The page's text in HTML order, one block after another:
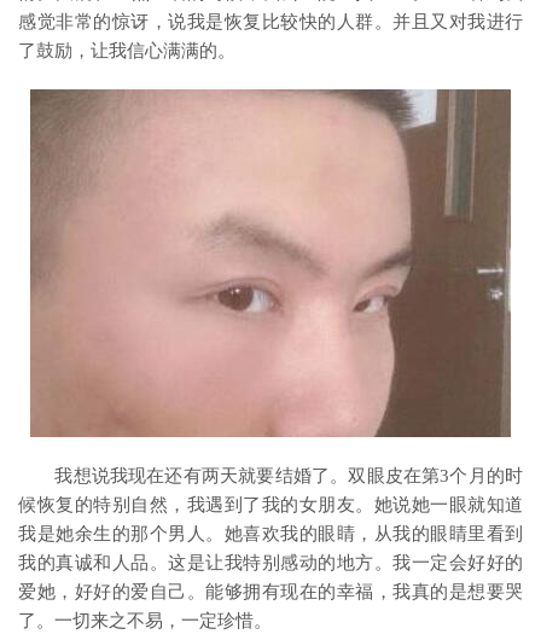
感觉非常的惊讶，说我是恢复比较快的人群。并且又对我进行
了鼓励，让我信心满满的。
我想说我现在还有两天就要结婚了。双眼皮在第3个月的时
候恢复的特别自然，我遇到了我的女朋友。她说她一眼就知道
我是她余生的那个男人。她喜欢我的眼睛，从我的眼睛里看到
我的真诚和人品。这是让我特别感动的地方。我一定会好好的
爱她，好好的爱自己。能够拥有现在的幸福，我真的是想要哭
了。一切来之不易，一定珍惜。